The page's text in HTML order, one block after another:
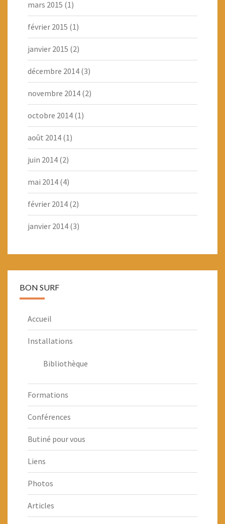
mars 2015 (1)
février 2015 (1)
janvier 2015 (2)
décembre 2014 (3)
novembre 2014 (2)
octobre 2014 (1)
août 2014 (1)
juin 2014 (2)
mai 2014 (4)
février 2014 (2)
janvier 2014 (3)
BON SURF
Accueil
Installations
Bibliothèque
Formations
Conférences
Butiné pour vous
Liens
Photos
Articles